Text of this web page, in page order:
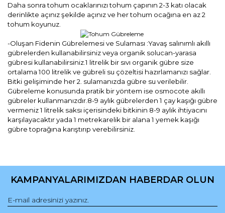
Daha sonra tohum ocaklarınızı tohum çapının 2-3 katı olacak
derinlikte açınız şekilde açınız ve her tohum ocağına en az 2
tohum koyunuz.
-Oluşan Fidenin Gübrelemesi ve Sulaması :Yavaş salınımlı akıllı
gübrelerden kullanabilirsiniz veya organik solucan-yarasa
gübresi kullanabilirsiniz.1 litrelik bir sıvı organik gübre size
ortalama 100 litrelik ve gübreli su çözeltisi hazırlamanızı sağlar.
Bitki gelişiminde her 2. sulamanızda gübre su verilebilir.
Gübreleme konusunda pratik bir yöntem ise osmocote akıllı
gübreler kullanmanızdır.8-9 aylık gübrelerden 1 çay kaşığı gübre
vermeniz 1 litrelik saksı içerisindeki bitkinin 8-9 aylık ihtiyacını
karşılayacaktır yada 1 metrekarelik bir alana 1 yemek kaşığı
gübre toprağına karıştırıp verebilirsiniz.
konularda yetersiz gördüğünüz noktaları öneri formunu
Görüş ve önerileriniz için teşekkür ederiz.
Ürün resmi kalitesiz, bozuk veya görüntülenemiyor.
KAMPANYALARIMIZDAN HABERDAR OLUN